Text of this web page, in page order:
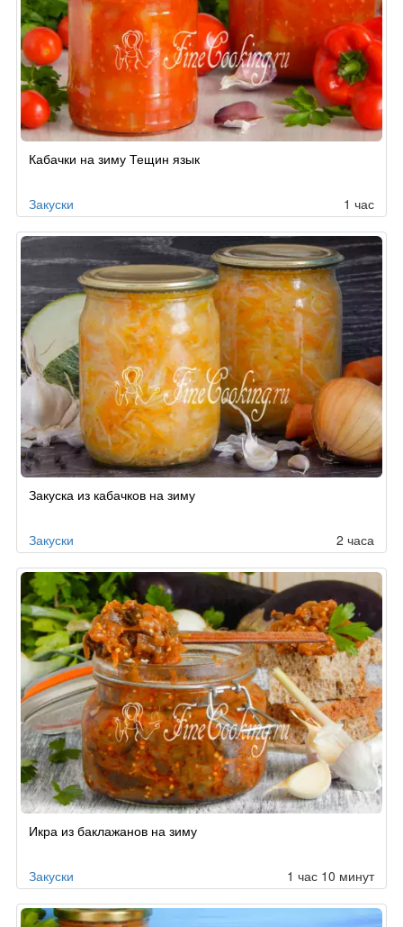
Кабачки на зиму Тещин язык
Закуски 1 час
Закуска из кабачков на зиму
Закуски 2 часа
Икра из баклажанов на зиму
Закуски 1 час 10 минут